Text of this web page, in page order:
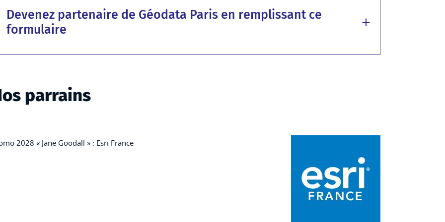
Devenez partenaire de Géodata Paris en remplissant ce
formulaire
parrains
2028 « Jane Goodall » : Esri France